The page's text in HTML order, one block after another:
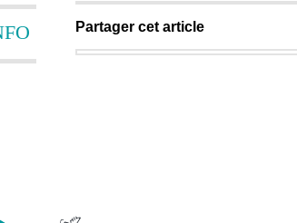
Partager cet article